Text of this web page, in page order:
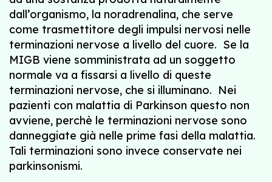
dall’organismo, la noradrenalina, che serve
come trasmettitore degli impulsi nervosi nelle
terminazioni nervose a livello del cuore. Se la
MIGB viene somministrata ad un soggetto
normale va a fissarsi a livello di queste
terminazioni nervose, che si illuminano. Nei
pazienti con malattia di Parkinson questo non
avviene, perchè le terminazioni nervose sono
danneggiate già nelle prime fasi della malattia.
Tali terminazioni sono invece conservate nei
parkinsonismi.